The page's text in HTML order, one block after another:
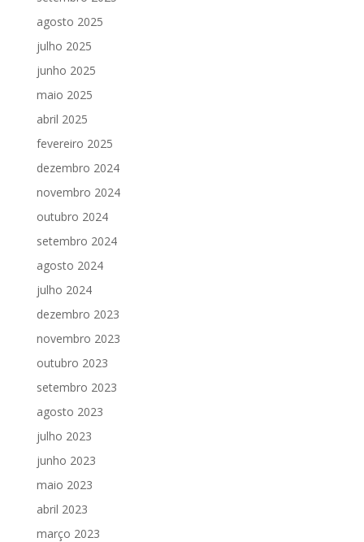
agosto 2025
julho 2025
junho 2025
maio 2025
abril 2025
fevereiro 2025
dezembro 2024
novembro 2024
outubro 2024
setembro 2024
agosto 2024
julho 2024
dezembro 2023
novembro 2023
outubro 2023
setembro 2023
agosto 2023
julho 2023
junho 2023
maio 2023
abril 2023
março 2023